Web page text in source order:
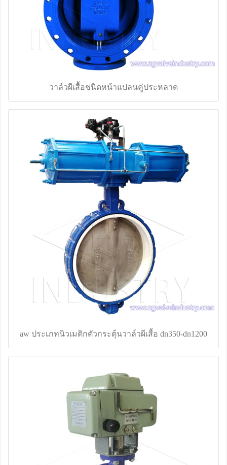
วาล์วผีเสื้อชนิดหน้าแปลนคู่ประหลาด
aw ประเภทนิวเมติกตัวกระตุ้นวาล์วผีเสื้อ dn350-dn1200